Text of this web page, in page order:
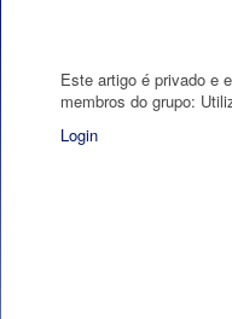
Este artigo é privado e
membros do grupo:
Login